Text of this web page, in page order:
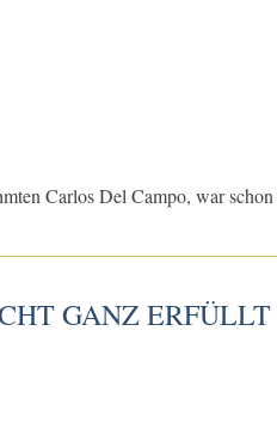
Carlos Del Campo, war
GANZ ERFÜLLT